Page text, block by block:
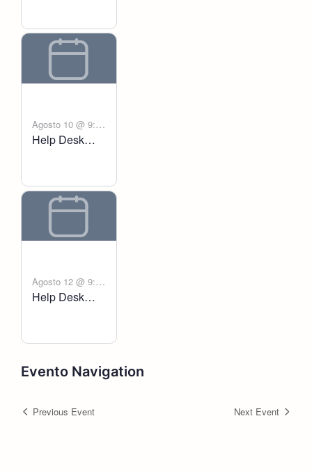
Agosto 10 @ 9:00
am - 6:00 pm
Help Desk
Agosto 12 @ 9:00
am - 6:00 pm
Help Desk
Evento Navigation
Previous Event Next Event